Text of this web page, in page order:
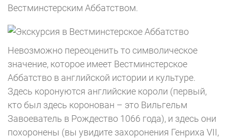
Вестминстерским Аббатством.
Невозможно переоценить то символическое
значение, которое имеет Вестминстерское
Аббатство в английской истории и культуре.
Здесь коронуются английские короли (первый,
кто был здесь коронован – это Вильгельм
Завоеватель в Рождество 1066 года), и здесь они
похоронены (вы увидите захоронения Генриха VII,